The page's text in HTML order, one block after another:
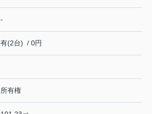
-
有(2台) / 0円
所有権